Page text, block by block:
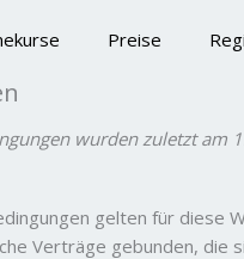
Preise
wurden zuletzt am
gelten für diese
Verträge gebunden, die